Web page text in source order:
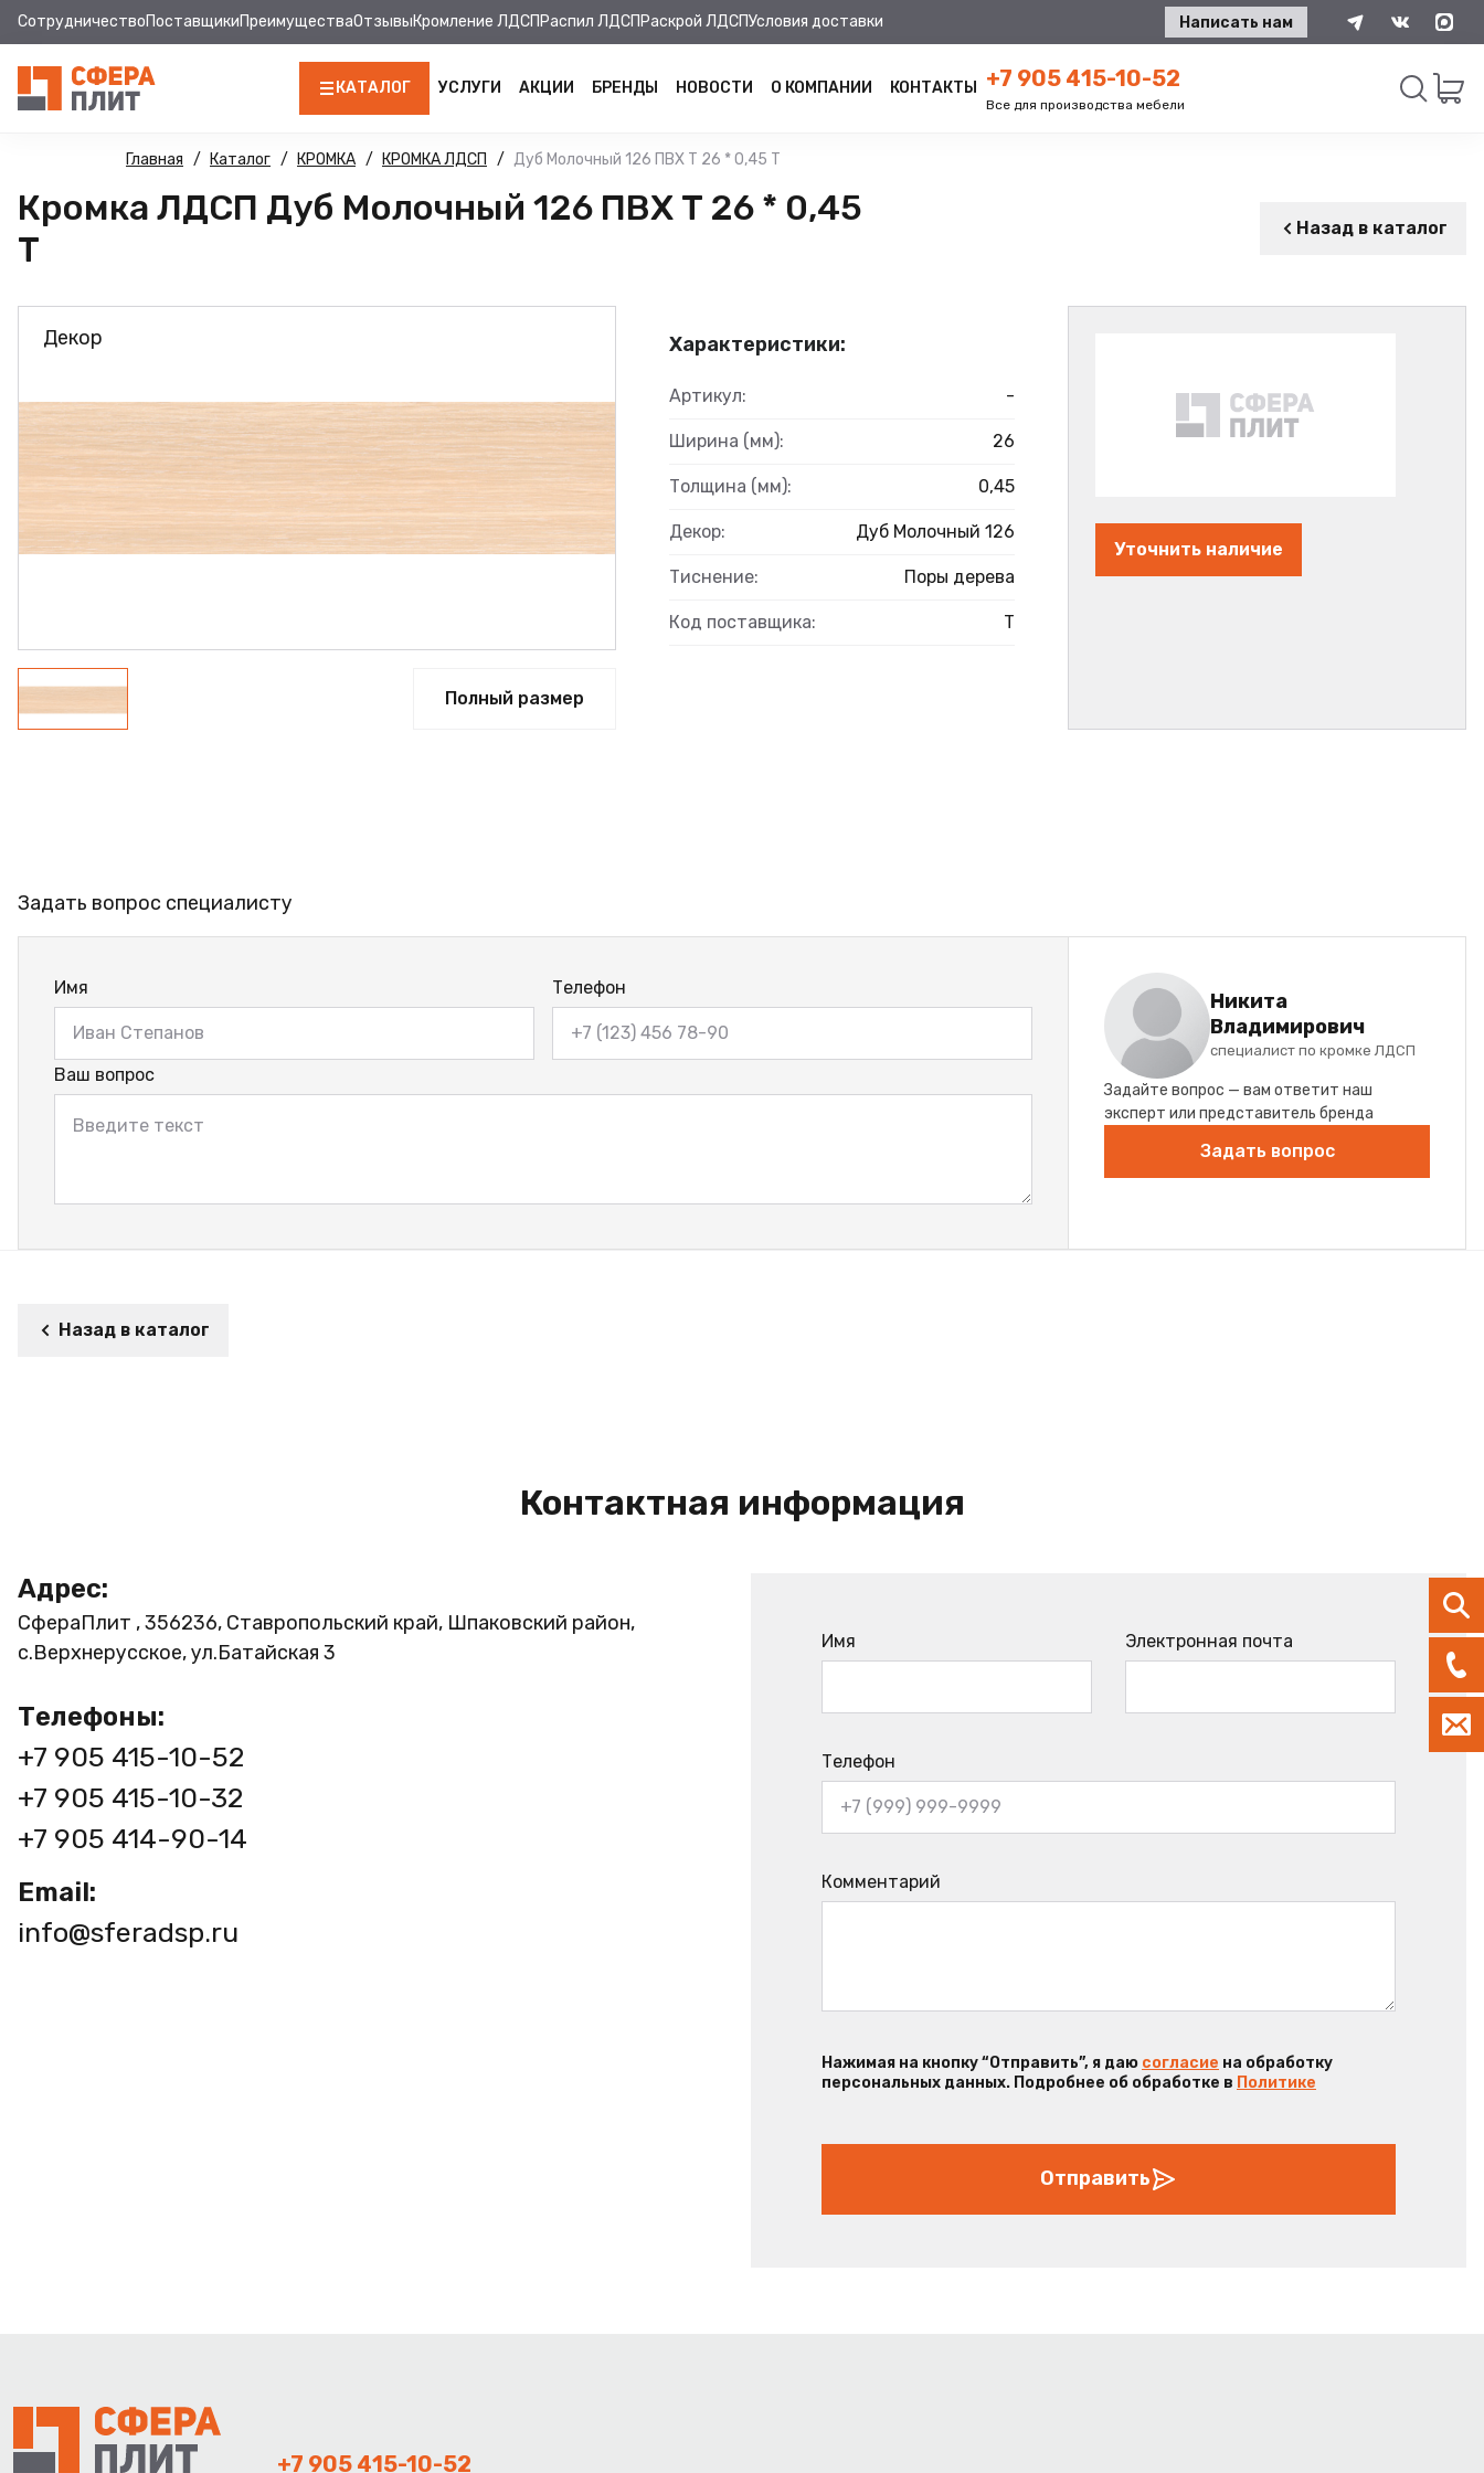
СотрудничествоПоставщикиПреимуществаОтзывыКромление ЛДСП Распил ЛДСП Раскрой ЛДСПУсловия доставки Написать нам
КАТАЛОГ
ЛДСП
КРОМКА
МДФ ПАНЕЛИ
ХДФ
ДВПО
ФАНЕРА
ФУРНИТУРА
УСЛУГИ АКЦИИ БРЕНДЫ НОВОСТИ О КОМПАНИИ КОНТАКТЫ +7 905 415-10-52
Все для производства мебели
Главная Каталог КРОМКА КРОМКА ЛДСП Дуб Молочный 126 ПВХ Т 26 * 0,45 Т
Кромка ЛДСП Дуб Молочный 126 ПВХ Т 26 * 0,45
Т
Назад в каталог
Декор
Полный размер
Характеристики:
Артикул: -
Ширина (мм): 26
Толщина (мм): 0,45
Декор: Дуб Молочный 126
Тиснение: Поры дерева
Код поставщика: Т
Уточнить наличие
Задать вопрос специалисту
Имя Телефон
Ваш вопрос
Никита
Владимирович
специалист по кромке ЛДСП
Задайте вопрос — вам ответит наш
эксперт или представитель бренда
Задать вопрос
Назад в каталог
Контактная информация
Адрес:
СфераПлит , 356236, Ставропольский край, Шпаковский район,
с.Верхнерусское, ул.Батайская 3
Телефоны:
+7 905 415-10-52
+7 905 415-10-32
+7 905 414-90-14
Email:
info@sferadsp.ru
Имя Электронная почта
Телефон
Комментарий
Нажимая на кнопку “Отправить”, я даю согласие на обработку
персональных данных. Подробнее об обработке в Политике
Отправить
+7 905 415-10-52